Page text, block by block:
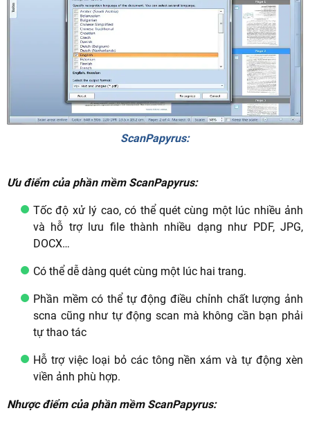
ScanPapyrus:
Ưu điểm của phần mềm ScanPapyrus:
Tốc độ xử lý cao, có thể quét cùng một lúc nhiều ảnh
và hỗ trợ lưu file thành nhiều dạng như PDF, JPG,
DOCX…
Có thể dễ dàng quét cùng một lúc hai trang.
Phần mềm có thể tự động điều chỉnh chất lượng ảnh
scna cũng như tự động scan mà không cần bạn phải
tự thao tác
Hỗ trợ việc loại bỏ các tông nền xám và tự động xèn
viền ảnh phù hợp.
Nhược điểm của phần mềm ScanPapyrus: